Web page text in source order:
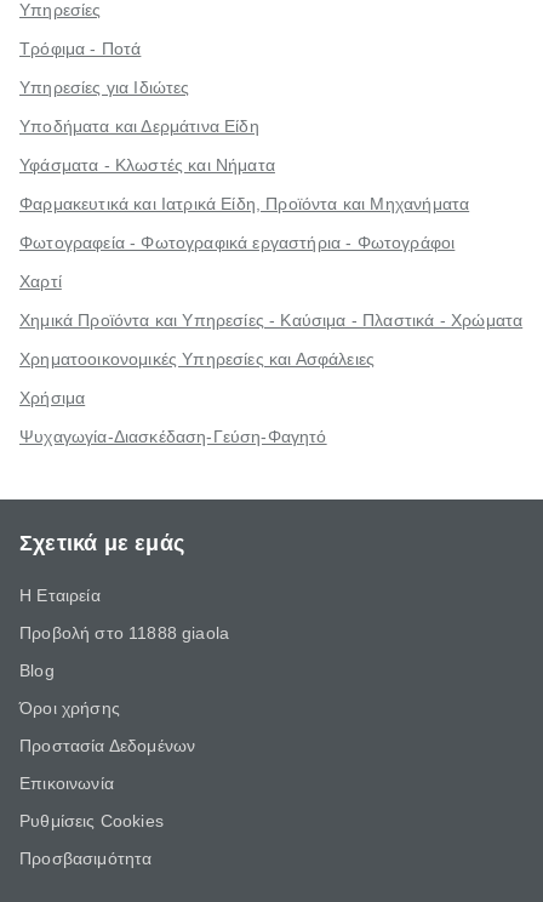
Υπηρεσίες
Τρόφιμα - Ποτά
Υπηρεσίες για Ιδιώτες
Υποδήματα και Δερμάτινα Είδη
Υφάσματα - Κλωστές και Νήματα
Φαρμακευτικά και Ιατρικά Είδη, Προϊόντα και Μηχανήματα
Φωτογραφεία - Φωτογραφικά εργαστήρια - Φωτογράφοι
Χαρτί
Χημικά Προϊόντα και Υπηρεσίες - Καύσιμα - Πλαστικά - Χρώματα
Χρηματοοικονομικές Υπηρεσίες και Ασφάλειες
Χρήσιμα
Ψυχαγωγία-Διασκέδαση-Γεύση-Φαγητό
Σχετικά με εμάς
Η Εταιρεία
Προβολή στο 11888 giaola
Blog
Όροι χρήσης
Προστασία Δεδομένων
Επικοινωνία
Ρυθμίσεις Cookies
Προσβασιμότητα